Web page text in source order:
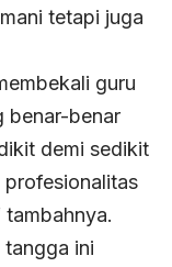
tetapi juga
guru
benar-benar
demi sedikit
profesionalitas
tambahnya.
tangga ini